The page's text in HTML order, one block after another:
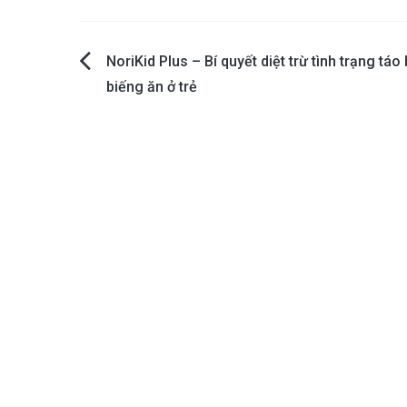
Post
navigation
NoriKid Plus – Bí quyết diệt trừ tình trạng táo
biếng ăn ở trẻ